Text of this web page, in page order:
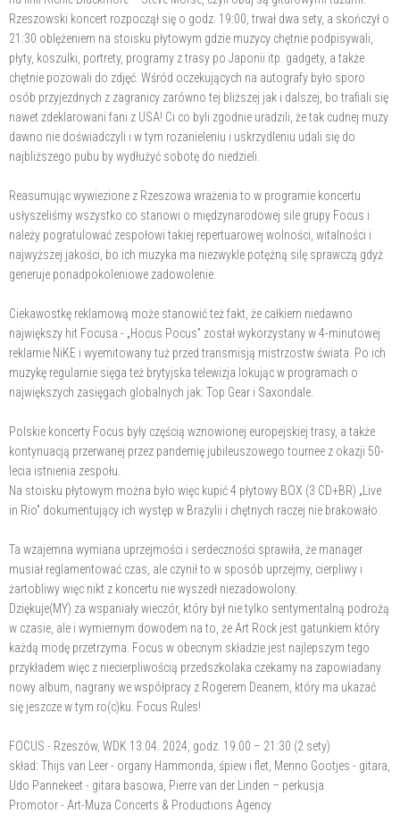
Rzeszowski koncert rozpoczął się o godz. 19:00, trwał dwa sety, a skończył o
21:30 oblężeniem na stoisku płytowym gdzie muzycy chętnie podpisywali,
płyty, koszulki, portrety, programy z trasy po Japonii itp. gadgety, a także
chętnie pozowali do zdjęć. Wśród oczekujących na autografy było sporo
osób przyjezdnych z zagranicy zarówno tej bliższej jak i dalszej, bo trafiali się
nawet zdeklarowani fani z USA! Ci co byli zgodnie uradzili, że tak cudnej muzy
dawno nie doświadczyli i w tym rozanieleniu i uskrzydleniu udali się do
najbliższego pubu by wydłużyć sobotę do niedzieli.
Reasumując wywiezione z Rzeszowa wrażenia to w programie koncertu
usłyszeliśmy wszystko co stanowi o międzynarodowej sile grupy Focus i
należy pogratulować zespołowi takiej repertuarowej wolności, witalności i
najwyższej jakości, bo ich muzyka ma niezwykle potężną silę sprawczą gdyż
generuje ponadpokoleniowe zadowolenie.
Ciekawostkę reklamową może stanowić też fakt, że całkiem niedawno
największy hit Focusa - „Hocus Pocus” został wykorzystany w 4-minutowej
reklamie NiKE i wyemitowany tuż przed transmisją mistrzostw świata. Po ich
muzykę regularnie sięga też brytyjska telewizja lokując w programach o
największych zasięgach globalnych jak: Top Gear i Saxondale.
Polskie koncerty Focus były częścią wznowionej europejskiej trasy, a także
kontynuacją przerwanej przez pandemię jubileuszowego tournee z okazji 50-
lecia istnienia zespołu.
Na stoisku płytowym można było więc kupić 4 płytowy BOX (3 CD+BR) „Live
in Rio” dokumentujący ich występ w Brazylii i chętnych raczej nie brakowało.
Ta wzajemna wymiana uprzejmości i serdeczności sprawiła, że manager
musiał reglamentować czas, ale czynił to w sposób uprzejmy, cierpliwy i
żartobliwy więc nikt z koncertu nie wyszedł niezadowolony.
Dziękuje(MY) za wspaniały wieczór, który był nie tylko sentymentalną podrożą
w czasie, ale i wymiernym dowodem na to, że Art Rock jest gatunkiem który
każdą modę przetrzyma. Focus w obecnym składzie jest najlepszym tego
przykładem więc z niecierpliwością przedszkolaka czekamy na zapowiadany
nowy album, nagrany we współpracy z Rogerem Deanem, który ma ukazać
się jeszcze w tym ro(c)ku. Focus Rules!
FOCUS - Rzeszów, WDK 13.04. 2024, godz. 19.00 – 21:30 (2 sety)
skład: Thijs van Leer - organy Hammonda, śpiew i flet, Menno Gootjes - gitara,
Udo Pannekeet - gitara basowa, Pierre van der Linden – perkusja
Promotor - Art-Muza Concerts & Productions Agency